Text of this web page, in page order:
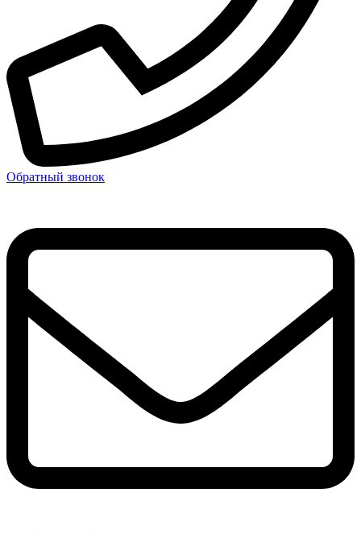
Обратный звонок